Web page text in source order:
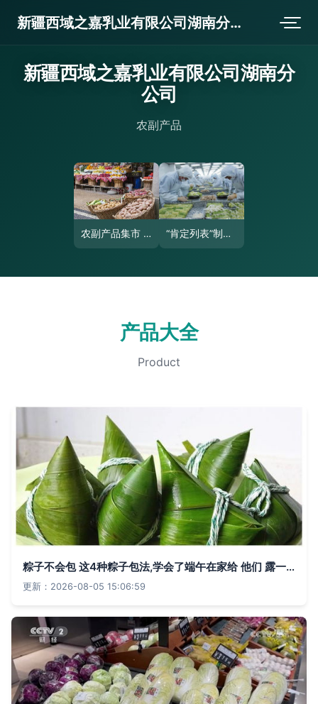
新疆西域之嘉乳业有限公司湖南分公司
新疆西域之嘉乳业有限公司湖南分
公司
农副产品
农副产品集市 连接城乡的活力纽带 “肯定列表”制度 我国农副产品出口的严峻挑战与应对之策
产品大全
Product
粽子不会包 这4种粽子包法,学会了端午在家给 他们 露一手
更新：2026-08-05 15:06:59